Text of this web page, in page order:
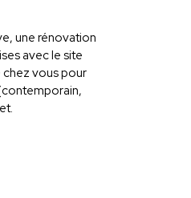
une rénovation
avec le site
vous pour